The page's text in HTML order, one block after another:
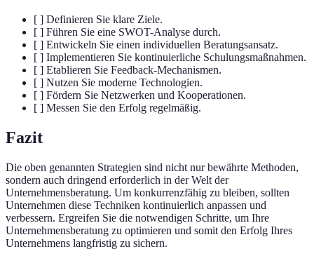
[ ] Definieren Sie klare Ziele.
[ ] Führen Sie eine SWOT-Analyse durch.
[ ] Entwickeln Sie einen individuellen Beratungsansatz.
[ ] Implementieren Sie kontinuierliche Schulungsmaßnahmen.
[ ] Etablieren Sie Feedback-Mechanismen.
[ ] Nutzen Sie moderne Technologien.
[ ] Fördern Sie Netzwerken und Kooperationen.
[ ] Messen Sie den Erfolg regelmäßig.
Fazit
Die oben genannten Strategien sind nicht nur bewährte Methoden,
sondern auch dringend erforderlich in der Welt der
Unternehmensberatung. Um konkurrenzfähig zu bleiben, sollten
Unternehmen diese Techniken kontinuierlich anpassen und
verbessern. Ergreifen Sie die notwendigen Schritte, um Ihre
Unternehmensberatung zu optimieren und somit den Erfolg Ihres
Unternehmens langfristig zu sichern.